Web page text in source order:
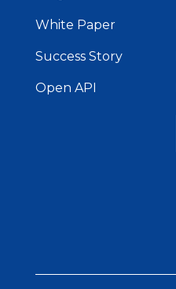
White Paper
Success Story
Open API